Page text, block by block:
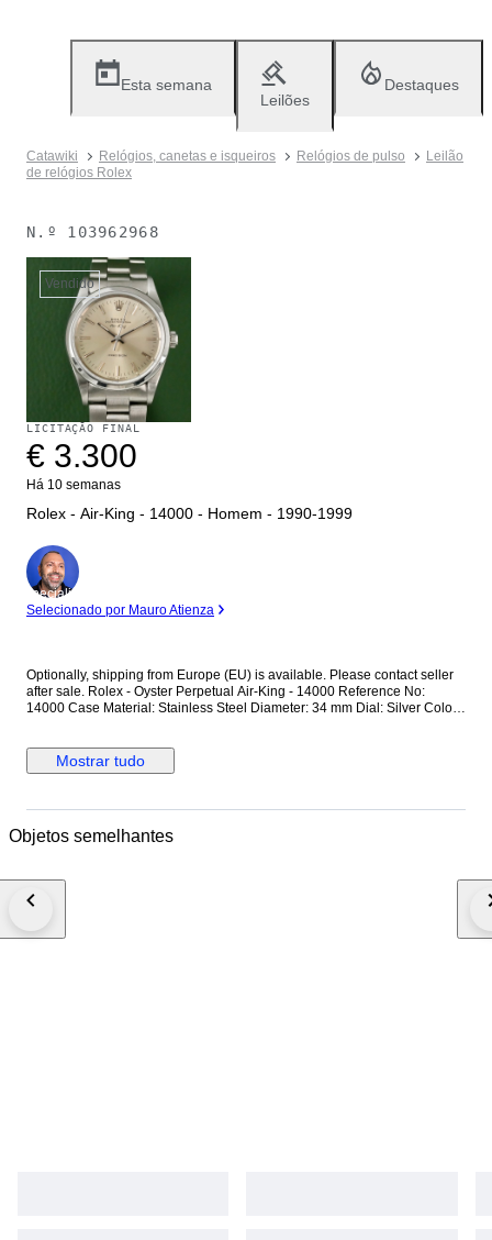
Esta semana
Leilões
Destaques
Catawiki Relógios, canetas e isqueiros Relógios de pulso
Leilão
de relógios Rolex
N.º 103962968
Vendido
LICITAÇÃO FINAL
€ 3.300
Há 10 semanas
Rolex - Air-King - 14000 - Homem - 1990-1999
Especialista
Selecionado por Mauro Atienza
Optionally, shipping from Europe (EU) is available. Please contact seller
after sale. Rolex - Oyster Perpetual Air-King - 14000 Reference No:
14000 Case Material: Stainless Steel Diameter: 34 mm Dial: Silver Colour
wrist approximately Clasp: Hidden Deployment Case Back: Solid
Condition: Worn & Very good condition Movement: Automatic Functions:
appears in the photos is my shooting platform.) **I will use FedEX / Ups
as possible (takes usually 3-5 days *we don't guarantee water resistance
Mostrar tudo
Objetos semelhantes